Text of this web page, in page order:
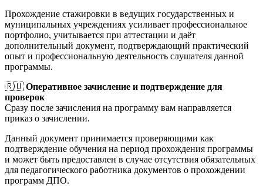
Прохождение стажировки в ведущих государственных и
муниципальных учреждениях усиливает профессиональное
портфолио, учитывается при аттестации и даёт
дополнительный документ, подтверждающий практический
опыт и профессиональную деятельность слушателя данной
программы.
🇷🇺 Оперативное зачисление и подтверждение для
проверок
Сразу после зачисления на программу вам направляется
приказ о зачислении.
Данный документ принимается проверяющими как
подтверждение обучения на период прохождения программы
и может быть предоставлен в случае отсутствия обязательных
для педагогического работника документов о прохождении
программ ДПО.